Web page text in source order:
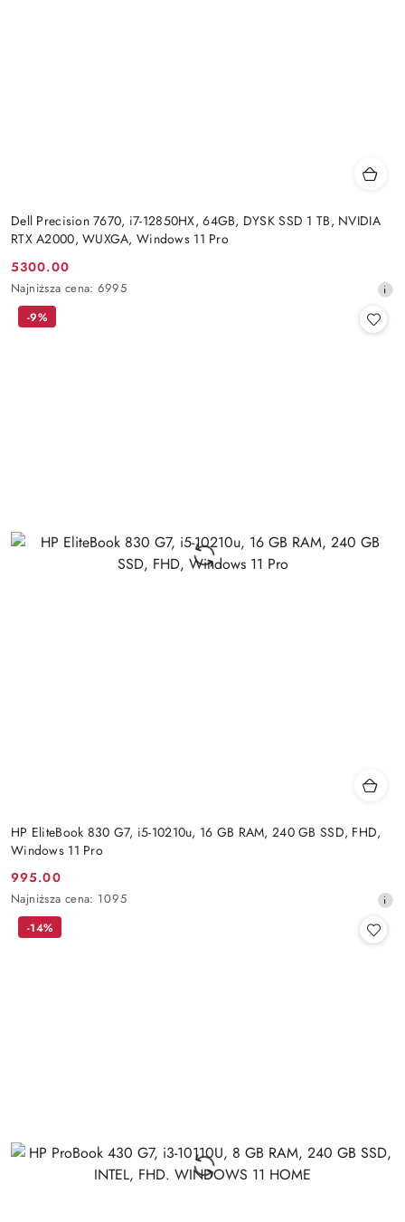
Dell Precision 7670, i7-12850HX, 64GB, DYSK SSD 1 TB, NVIDIA
RTX A2000, WUXGA, Windows 11 Pro
Cena
promocyjna:
5300.00
Najniższa
cena
Najniższa cena: 6995
HP EliteBook 830 G7, i5-10210u, 16 GB RAM, 240 GB SSD, FHD,
Windows 11 Pro
Cena
promocyjna:
995.00
Najniższa
cena
Najniższa cena: 1095
-9%
-14%